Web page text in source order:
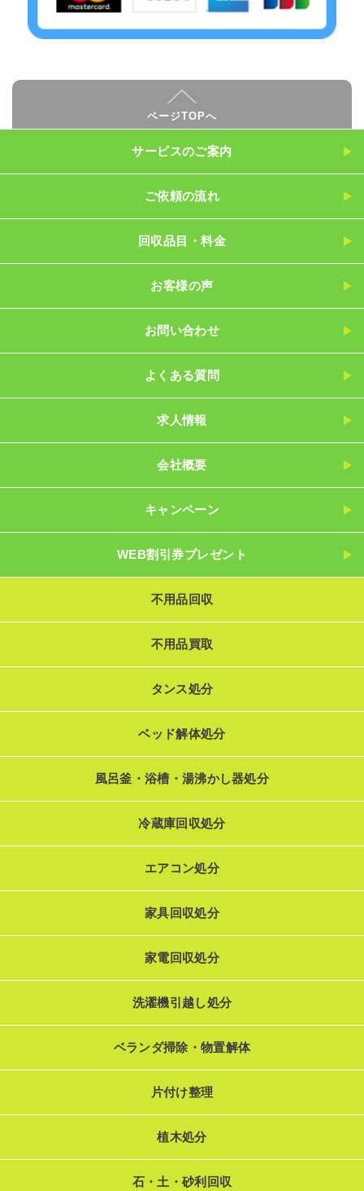
ページTOPへ
サービスのご案内
ご依頼の流れ
回収品目・料金
お客様の声
お問い合わせ
よくある質問
求人情報
会社概要
キャンペーン
WEB割引券プレゼント
不用品回収
不用品買取
タンス処分
ベッド解体処分
風呂釜・浴槽・湯沸かし器処分
冷蔵庫回収処分
エアコン処分
家具回収処分
家電回収処分
洗濯機引越し処分
ベランダ掃除・物置解体
片付け整理
植木処分
石・土・砂利回収